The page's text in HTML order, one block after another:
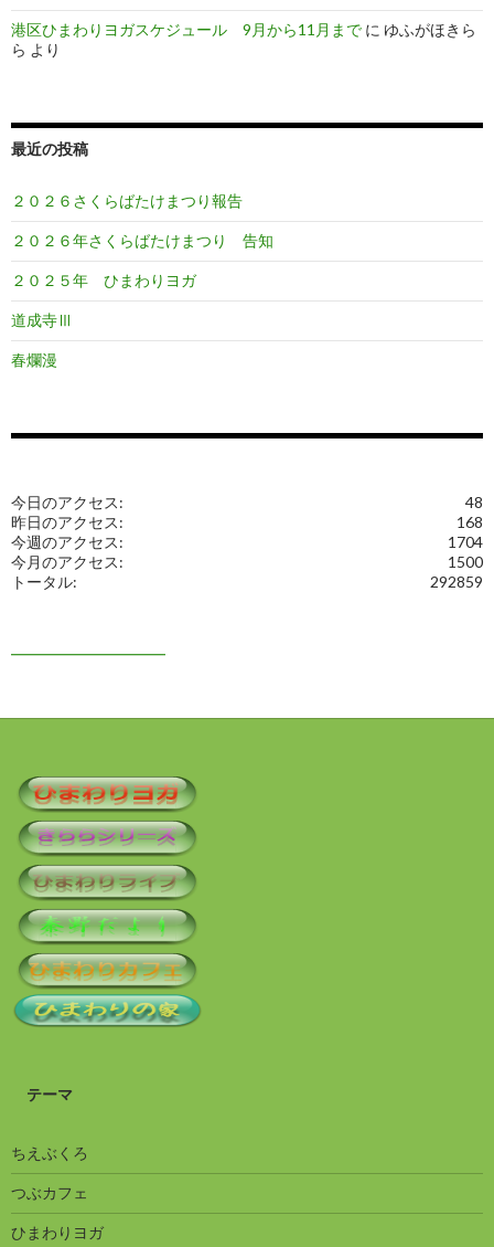
港区ひまわりヨガスケジュール 9月から11月まで に ゆふがほきら
ら より
最近の投稿
２０２６さくらばたけまつり報告
２０２６年さくらばたけまつり 告知
２０２５年 ひまわりヨガ
道成寺Ⅲ
春爛漫
48
今日のアクセス:
168
昨日のアクセス:
1704
今週のアクセス:
1500
今月のアクセス:
292859
トータル:
━━━━━━━━━━
テーマ
ちえぶくろ
つぶカフェ
ひまわりヨガ